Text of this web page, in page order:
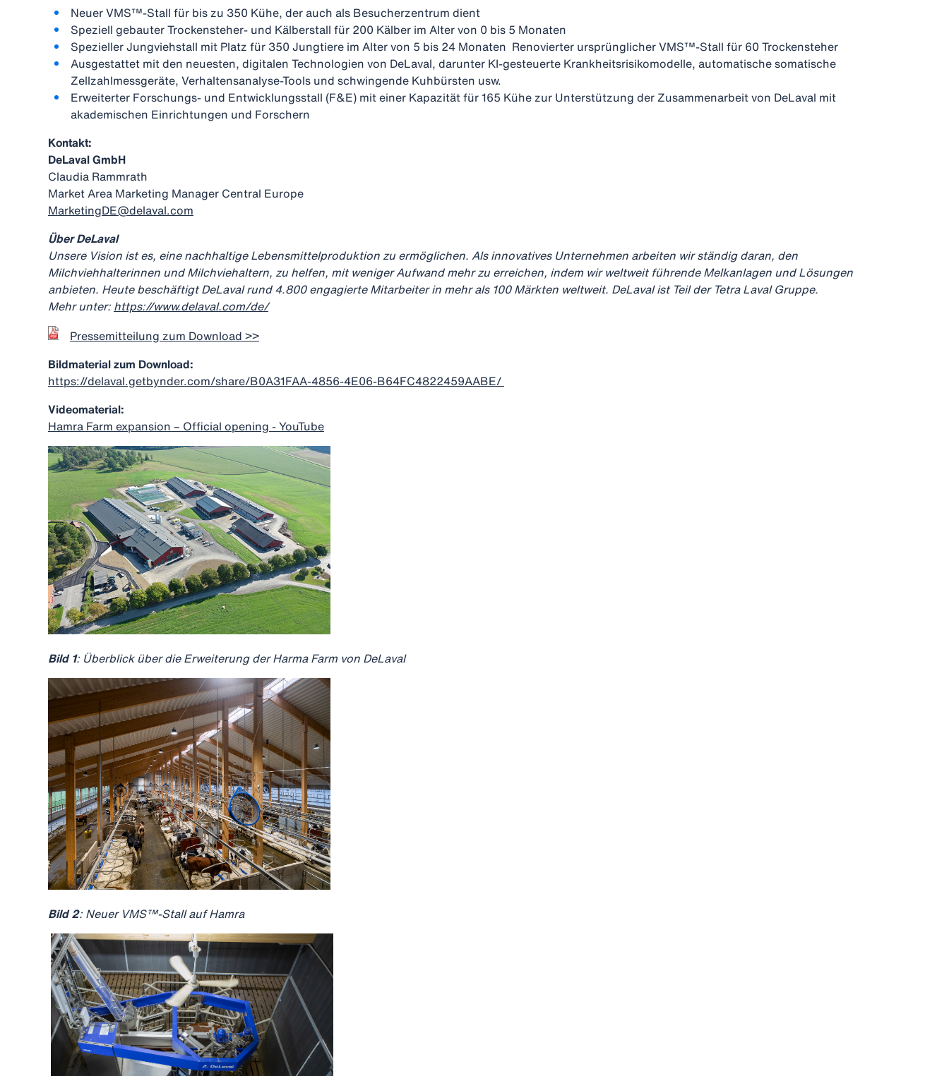
Neuer VMS™-Stall für bis zu 350 Kühe, der auch als Besucherzentrum dient
Speziell gebauter Trockensteher- und Kälberstall für 200 Kälber im Alter von 0 bis 5 Monaten
Spezieller Jungviehstall mit Platz für 350 Jungtiere im Alter von 5 bis 24 Monaten Renovierter ursprünglicher VMS™-Stall für 60 Trockensteher
Ausgestattet mit den neuesten, digitalen Technologien von DeLaval, darunter KI-gesteuerte Krankheitsrisikomodelle, automatische somatische
Zellzahlmessgeräte, Verhaltensanalyse-Tools und schwingende Kuhbürsten usw.
Erweiterter Forschungs- und Entwicklungsstall (F&E) mit einer Kapazität für 165 Kühe zur Unterstützung der Zusammenarbeit von DeLaval mit
akademischen Einrichtungen und Forschern
Kontakt:
DeLaval GmbH
Claudia Rammrath
Market Area Marketing Manager Central Europe
MarketingDE@delaval.com
Über DeLaval
Unsere Vision ist es, eine nachhaltige Lebensmittelproduktion zu ermöglichen. Als innovatives Unternehmen arbeiten wir ständig daran, den
Milchviehhalterinnen und Milchviehaltern, zu helfen, mit weniger Aufwand mehr zu erreichen, indem wir weltweit führende Melkanlagen und Lösungen
anbieten. Heute beschäftigt DeLaval rund 4.800 engagierte Mitarbeiter in mehr als 100 Märkten weltweit. DeLaval ist Teil der Tetra Laval Gruppe.
Mehr unter: https://www.delaval.com/de/
Pressemitteilung zum Download >>
Bildmaterial zum Download:
https://delaval.getbynder.com/share/B0A31FAA-4856-4E06-B64FC4822459AABE/
Videomaterial:
Hamra Farm expansion – Official opening - YouTube
Bild 1: Überblick über die Erweiterung der Harma Farm von DeLaval
Bild 2: Neuer VMS™-Stall auf Hamra